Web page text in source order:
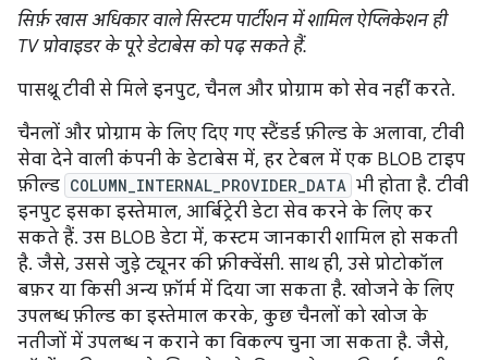
सिर्फ़ खास अधिकार वाले सिस्टम पार्टीशन में शामिल ऐप्लिकेशन ही
TV प्रोवाइडर के पूरे डेटाबेस को पढ़ सकते हैं.
पासथ्रू टीवी से मिले इनपुट, चैनल और प्रोग्राम को सेव नहीं करते.
चैनलों और प्रोग्राम के लिए दिए गए स्टैंडर्ड फ़ील्ड के अलावा, टीवी
सेवा देने वाली कंपनी के डेटाबेस में, हर टेबल में एक BLOB टाइप
फ़ील्ड COLUMN_INTERNAL_PROVIDER_DATA भी होता है. टीवी
इनपुट इसका इस्तेमाल, आर्बिट्रेरी डेटा सेव करने के लिए कर
सकते हैं. उस BLOB डेटा में, कस्टम जानकारी शामिल हो सकती
है. जैसे, उससे जुड़े ट्यूनर की फ़्रीक्वेंसी. साथ ही, उसे प्रोटोकॉल
बफ़र या किसी अन्य फ़ॉर्म में दिया जा सकता है. खोजने के लिए
उपलब्ध फ़ील्ड का इस्तेमाल करके, कुछ चैनलों को खोज के
नतीजों में उपलब्ध न कराने का विकल्प चुना जा सकता है. जैसे,